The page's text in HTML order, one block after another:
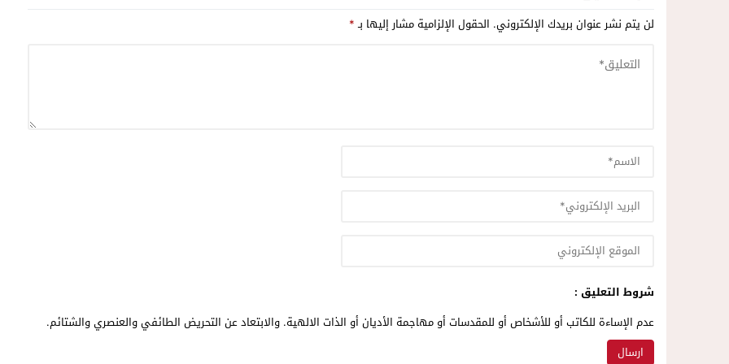
لن يتم نشر عنوان بريدك الإلكتروني. الحقول الإلزامية مشار إليها بـ*
شروط التعليق :
عدم الإساءة للكاتب أو للأشخاص أو للمقدسات أو مهاجمة الأديان أو الذات الالهية. والابتعاد عن التحريض الطائفي والعنصري والشتائم.